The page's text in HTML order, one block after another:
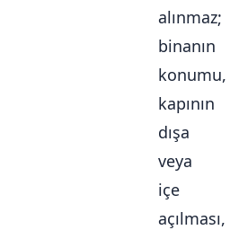
alınmaz;
binanın
konumu,
kapının
dışa
veya
içe
açılması,